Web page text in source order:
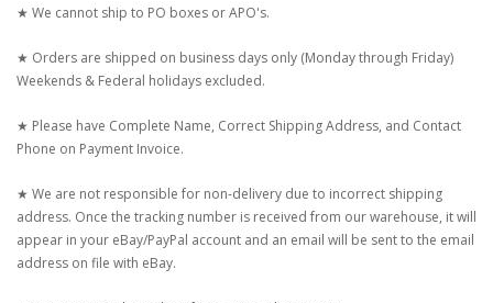
★ We cannot ship to PO boxes or APO's.
★ Orders are shipped on business days only (Monday through Friday)
Weekends & Federal holidays excluded.
★ Please have Complete Name, Correct Shipping Address, and Contact
Phone on Payment Invoice.
★ We are not responsible for non-delivery due to incorrect shipping
address. Once the tracking number is received from our warehouse, it will
appear in your eBay/PayPal account and an email will be sent to the email
address on file with eBay.